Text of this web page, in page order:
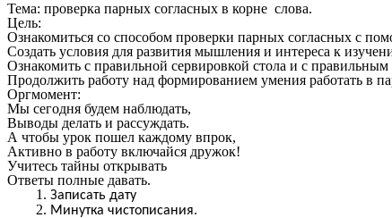
Тема: проверка парных согласных в корне слова.
Цель:
Ознакомиться со способом проверки парных согласных с
Создать условия для развития мышления и интереса к
Ознакомить с правильной сервировкой стола и с правильным
Продолжить работу над формированием умения работать в
Оргмомент:
Мы сегодня будем наблюдать,
Выводы делать и рассуждать.
А чтобы урок пошел каждому впрок,
Активно в работу включайся дружок!
Учитесь тайны открывать
Ответы полные давать.
Записать дату
Минутка чистописания.